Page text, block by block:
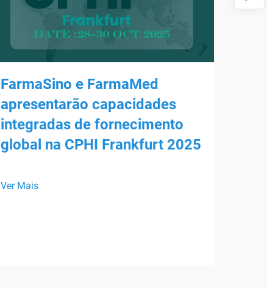
FarmaSino e FarmaMed
apresentarão capacidades
integradas de fornecimento
global na CPHI Frankfurt 2025
Ver Mais